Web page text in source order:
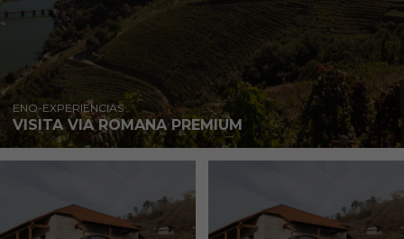
ENO-EXPERIENCIAS
VISITA VIA ROMANA PREMIUM